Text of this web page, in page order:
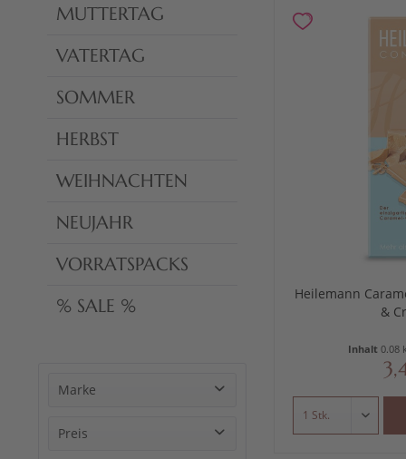
MUTTERTAG
VATERTAG
SOMMER
HERBST
WEIHNACHTEN
NEUJAHR
VORRATSPACKS
% SALE %
Marke
HEILEMANN Confiserie
Preis
Heilemann
&
Inhalt 0.08